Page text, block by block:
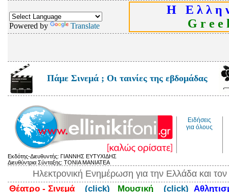
Powered by Translate
Η Ε λ λ η
G r e e
Πάμε Σινεμά ; Οι ταινίες της εβδομάδας
Ειδήσεις
για όλους
Εκδότης-Διευθυντής: ΓΙΑΝΝΗΣ ΕΥΤΥΧΙΔΗΣ
Διευθύντρια Σύνταξης: ΤΟΝΙΑ ΜΑΝΙΑΤΕΑ
Ηλεκτρονική Ενημέρωση για την Ελλάδα και
Θέατρο - Σινεμά (click) Μουσική (click)